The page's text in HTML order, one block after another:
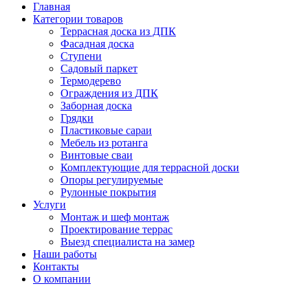
Главная
Категории товаров
Террасная доска из ДПК
Фасадная доска
Ступени
Садовый паркет
Термодерево
Ограждения из ДПК
Заборная доска
Грядки
Пластиковые сараи
Мебель из ротанга
Винтовые сваи
Комплектующие для террасной доски
Опоры регулируемые
Рулонные покрытия
Услуги
Монтаж и шеф монтаж
Проектирование террас
Выезд специалиста на замер
Наши работы
Контакты
О компании